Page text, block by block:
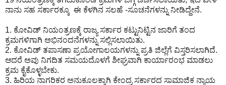
ನಾನು ಸಹ ಸರ್ಕಾರಕ್ಕೂ ಈ ಕೆಳಗಿನ ಸಲಹೆ -ಸೂಚನೆಗಳನ್ನು ನೀಡಿದ್ದೇನೆ.
1. ಕೋವಿಡ್ ನಿಯಂತ್ರಣಕ್ಕೆ ರಾಜ್ಯ ಸರ್ಕಾರ ಕಟ್ಟುನಿಟ್ಟಿನ ಜಾರಿಗೆ ತಂದ
ಕ್ರಮಗಳಿಗಾಗಿ ಅಭಿನಂದನೆಗಳನ್ನು ಸಲ್ಲಿಸಲಾಯಿತು.
2. ಕೋವಿಡ್ ತಪಾಸಣಾ ಪ್ರಯೋಗಾಲಯಗಳನ್ನು ಪ್ರತಿ ಜಿಲ್ಲೆಗೆ ವಿಸ್ತರಿಸಲಾಗಿದೆ.
ಆದರೆ ಅವು ನಿಗದಿತ ಸಮಯದೊಳಗೆ ಶೀಘ್ರವಾಗಿ ಕಾರ್ಯಾರಂಭ ಮಾಡಲು
ಕ್ರಮ ಕೈಕೊಳ್ಳಬೇಕು.
3. ಹಿರಿಯ ನಾಗರಿಕರ ಅನುಕೂಲಕ್ಕಾಗಿ ಕೇಂದ್ರ ಸರ್ಕಾರದ ಸಾಮಾಜಿಕ ನ್ಯಾಯ